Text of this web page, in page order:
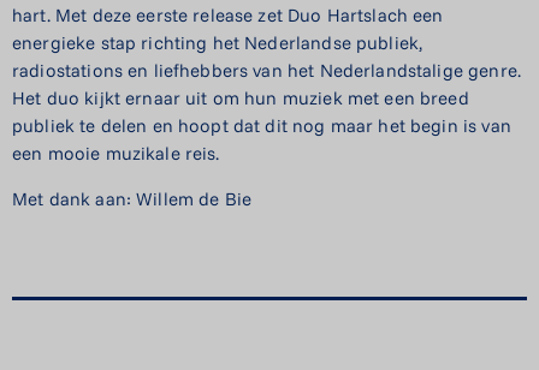
hart. Met deze eerste release zet Duo Hartslach een
energieke stap richting het Nederlandse publiek,
radiostations en liefhebbers van het Nederlandstalige genre.
Het duo kijkt ernaar uit om hun muziek met een breed
publiek te delen en hoopt dat dit nog maar het begin is van
een mooie muzikale reis.
Met dank aan: Willem de Bie